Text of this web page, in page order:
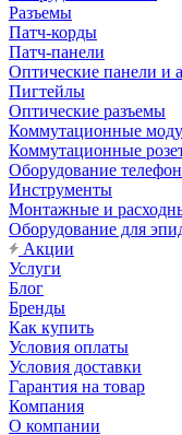
Разъемы
Патч-корды
Патч-панели
Оптические панели и
Пигтейлы
Оптические разъемы
Коммутационные
Коммутационные
Оборудование
Инструменты
Монтажные и
Оборудование для
Акции
Услуги
Блог
Бренды
Как купить
Условия оплаты
Условия доставки
Гарантия на товар
Компания
О компании